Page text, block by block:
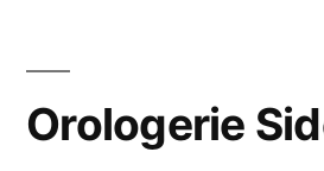
Orologerie